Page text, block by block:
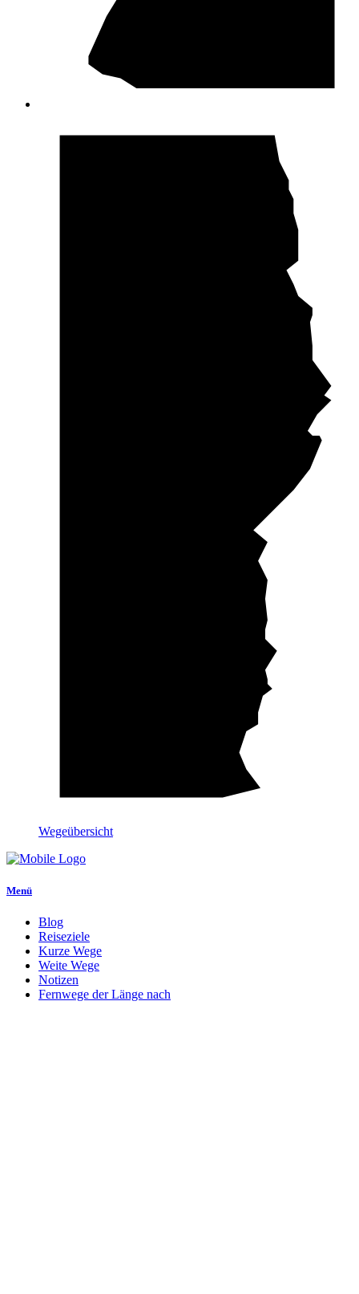
Wegeübersicht
Menü
Blog
Reiseziele
Kurze Wege
Weite Wege
Notizen
Fernwege der Länge nach